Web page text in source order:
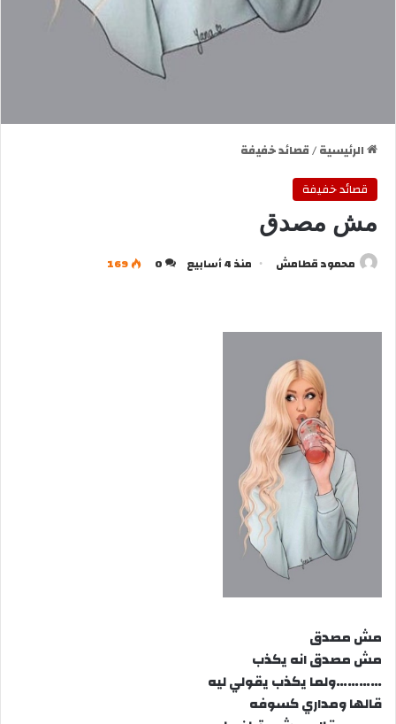
الرئيسية/قصائد خفيفة
قصائد خفيفة
مش مصدق
محمود قطامش منذ 4 أسابيع 0
169
مش مصدق
مش مصدق انه يكذب
…………ولما يكذب يقولي ليه
قالها ومداري كسوفه